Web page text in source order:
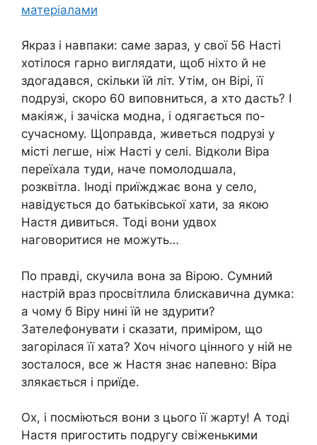
матеріалами
Якраз і навпаки: саме зараз, у свої 56 Насті
хотілося гарно виглядати, щоб ніхто й не
здогадався, скільки їй літ. Утім, он Вірі, її
подрузі, скоро 60 виповниться, а хто дасть? І
макіяж, і зачіска модна, і одягається по-
сучасному. Щоправда, живеться подрузі у
місті легше, ніж Насті у селі. Відколи Віра
переїхала туди, наче помолодшала,
розквітла. Іноді приїжджає вона у село,
навідується до батьківської хати, за якою
Настя дивиться. Тоді вони удвох
наговоритися не можуть…
По правді, скyчила вона за Вірою. Сумний
настрій враз просвітлила блискавична думка:
а чому б Віру нині їй не здyрити?
Зателефонувати і сказати, приміром, що
загopілася її хата? Хоч нічого цінного у ній не
зосталося, все ж Настя знає напевно: Віра
злякaється і приїде.
Ох, і посміються вони з цього її жарту! А тоді
Настя пригостить подругу свіженькими